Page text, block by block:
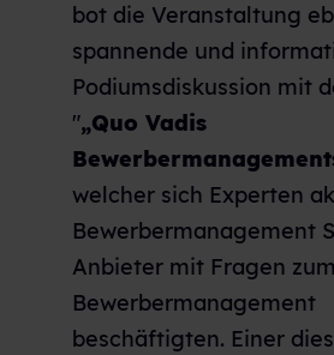
bot die Veranstaltung
spannende und
Podiumsdiskussion mit
"„Quo Vadis
welcher sich Experten
Bewerbermanagement
Anbieter mit Fragen
Bewerbermanagement
beschäftigten. Einer